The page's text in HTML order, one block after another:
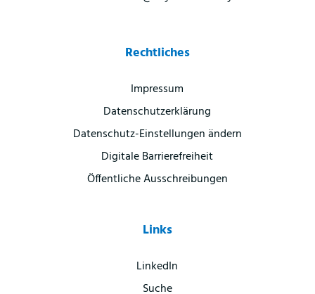
Rechtliches
Impressum
Datenschutzerklärung
Datenschutz-Einstellungen ändern
Digitale Barrierefreiheit
Öffentliche Ausschreibungen
Links
LinkedIn
Suche